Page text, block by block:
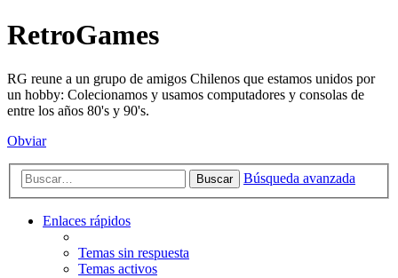
RetroGames
RG reune a un grupo de amigos Chilenos que estamos unidos por
un hobby: Colecionamos y usamos computadores y consolas de
entre los años 80's y 90's.
Obviar
Buscar Búsqueda avanzada
Enlaces rápidos
Temas sin respuesta
Temas activos